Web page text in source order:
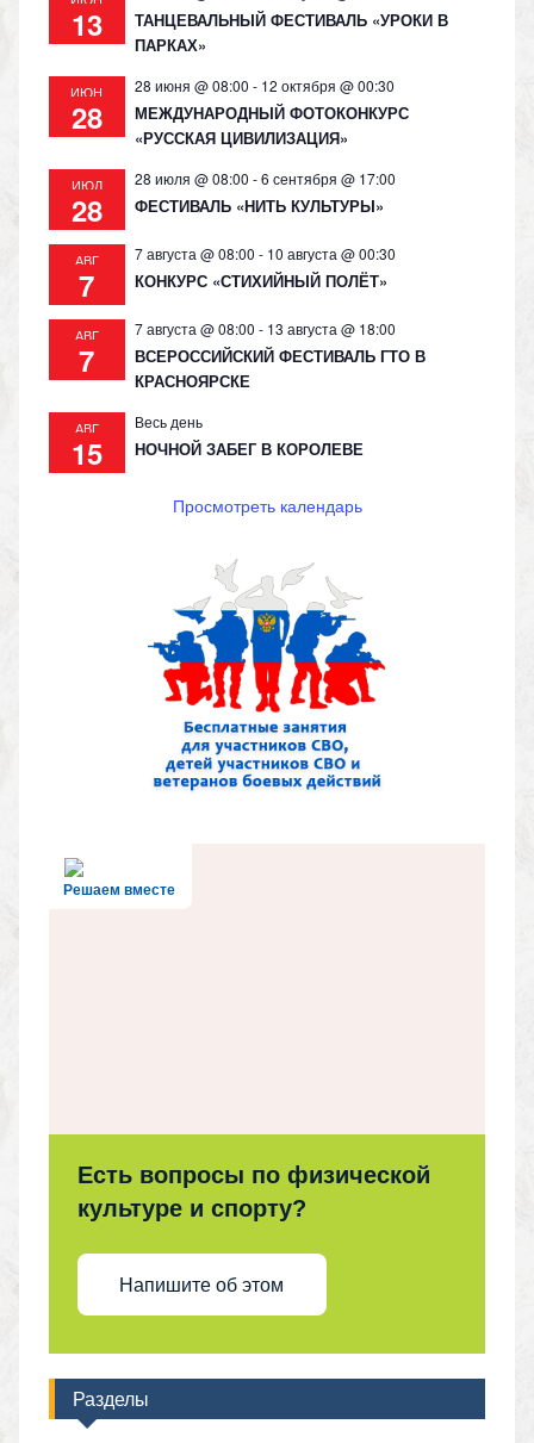
13
ТАНЦЕВАЛЬНЫЙ ФЕСТИВАЛЬ «УРОКИ В
ПАРКАХ»
ИЮН
28
28 июня @ 08:00 - 12 октября @ 00:30
МЕЖДУНАРОДНЫЙ ФОТОКОНКУРС
«РУССКАЯ ЦИВИЛИЗАЦИЯ»
ИЮЛ
28
28 июля @ 08:00 -6 сентября @ 17:00
ФЕСТИВАЛЬ «НИТЬ КУЛЬТУРЫ»
АВГ
7
7 августа @ 08:00 - 10 августа @ 00:30
КОНКУРС «СТИХИЙНЫЙ ПОЛЁТ»
АВГ
7
7 августа @ 08:00 - 13 августа @ 18:00
ВСЕРОССИЙСКИЙ ФЕСТИВАЛЬ ГТО В
КРАСНОЯРСКЕ
АВГ
15
Весь день
НОЧНОЙ ЗАБЕГ В КОРОЛЕВЕ
Просмотреть календарь
Решаем вместе
Есть вопросы по физической
культуре и спорту?
Напишите об этом
Разделы